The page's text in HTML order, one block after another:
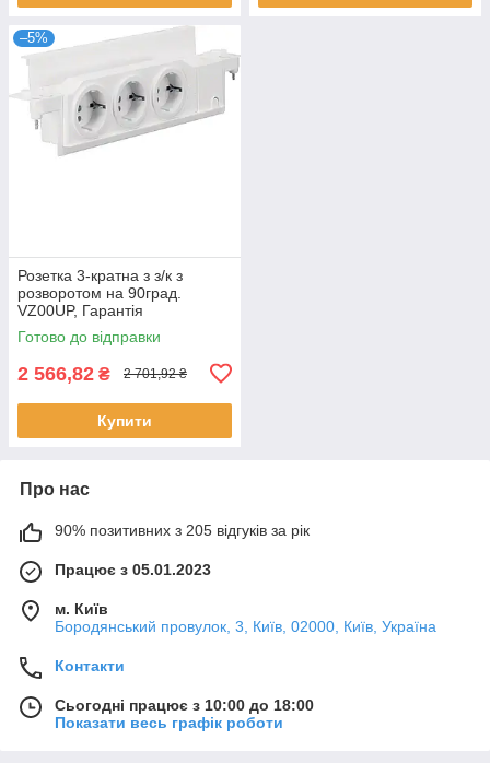
–5%
Розетка 3-кратна з з/к з
розворотом на 90град.
VZ00UP, Гарантія
Готово до відправки
2 566,82 ₴ 2 701,92 ₴
Купити
Про нас
90% позитивних з 205 відгуків за рік
Працює з 05.01.2023
м. Київ
Бородянський провулок, 3, Київ, 02000, Київ, Україна
Контакти
Сьогодні працює з 10:00 до 18:00
Показати весь графік роботи